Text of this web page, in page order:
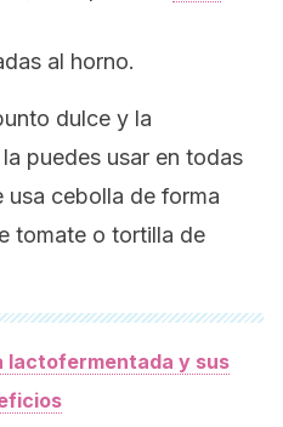
al horno.
dulce y la
puedes usar en todas
usa cebolla de forma
tomate o tortilla de
lactofermentada y sus